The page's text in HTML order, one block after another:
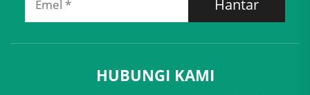
Hantar
HUBUNGI KAMI